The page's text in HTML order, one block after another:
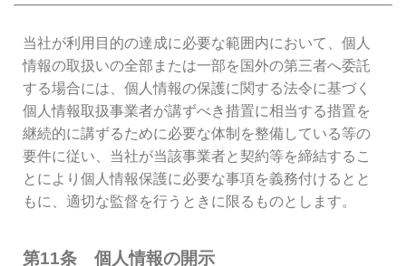
当社が利用目的の達成に必要な範囲内において、個人
情報の取扱いの全部または一部を国外の第三者へ委託
する場合には、個人情報の保護に関する法令に基づく
個人情報取扱事業者が講ずべき措置に相当する措置を
継続的に講ずるために必要な体制を整備している等の
要件に従い、当社が当該事業者と契約等を締結するこ
とにより個人情報保護に必要な事項を義務付けるとと
もに、適切な監督を行うときに限るものとします。
第11条 個人情報の開示